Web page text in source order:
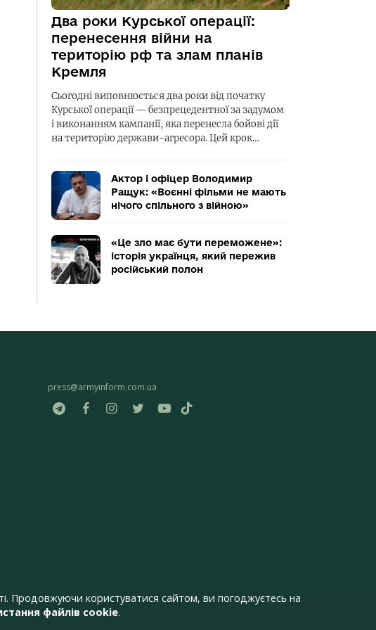
Два роки Курської операції:
перенесення війни на
територію рф та злам планів
Кремля
Сьогодні виповнюється два роки від початку
Курської операції — безпрецедентної за задумом
і виконанням кампанії, яка перенесла бойові дії
на територію держави-агресора. Цей крок…
Актор і офіцер Володимир
Ращук: «Воєнні фільми не мають
нічого спільного з війною»
«Це зло має бути переможене»:
історія українця, який пережив
російський полон
press@armyinform.com.ua
Продовжуючи користуватися сайтом, ви погоджуєтесь на
файлів cookie.